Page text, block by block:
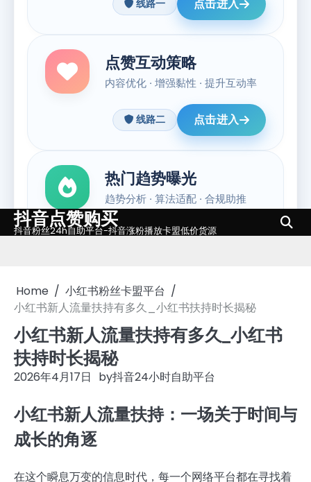
Skip
to
抖音点赞购买
抖音粉丝24h自助平台-抖音涨粉播放卡盟低价货源
Home
小红书粉丝卡盟平台
小红书新人流量扶持有多久_小红书扶持时长揭秘
小红书新人流量扶持有多久_小红书
扶持时长揭秘
2026年4月17日 by抖音24小时自助平台
小红书新人流量扶持：一场关于时间与
成长的角逐
在这个瞬息万变的信息时代，每一个网络平台都在寻找着